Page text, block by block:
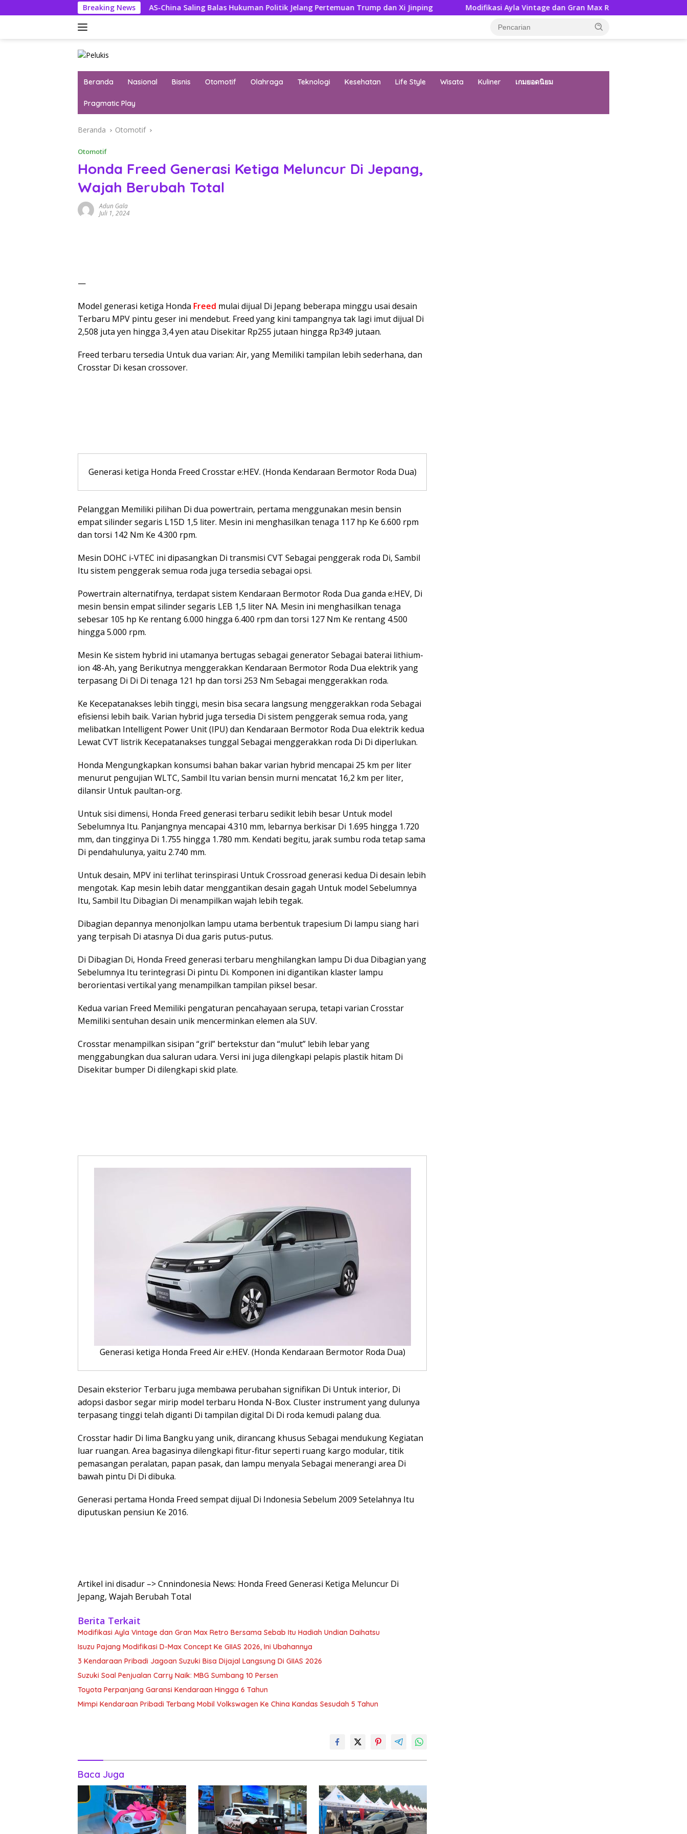
ke
Breaking News
AS-China Saling Balas Hukuman Politik Jelang Pertemuan Trump dan Xi Jinping Modifikasi Ayla Vintage dan Gran Max Retro Bersama Sebab Itu Hadiah
Beranda Nasional Bisnis Otomotif Olahraga Teknologi Kesehatan Life Style Wisata Kuliner เกมยอดนิยม
Pragmatic Play
Beranda Otomotif
Otomotif
Honda Freed Generasi Ketiga Meluncur Di Jepang,
Wajah Berubah Total
Adun Gala
Juli 1, 2024
—
Model generasi ketiga Honda Freed mulai dijual Di Jepang beberapa minggu usai desain
Terbaru MPV pintu geser ini mendebut. Freed yang kini tampangnya tak lagi imut dijual Di
2,508 juta yen hingga 3,4 yen atau Disekitar Rp255 jutaan hingga Rp349 jutaan.
Freed terbaru tersedia Untuk dua varian: Air, yang Memiliki tampilan lebih sederhana, dan
Crosstar Di kesan crossover.
Generasi ketiga Honda Freed Crosstar e:HEV. (Honda Kendaraan Bermotor Roda Dua)
Pelanggan Memiliki pilihan Di dua powertrain, pertama menggunakan mesin bensin
empat silinder segaris L15D 1,5 liter. Mesin ini menghasilkan tenaga 117 hp Ke 6.600 rpm
dan torsi 142 Nm Ke 4.300 rpm.
Mesin DOHC i-VTEC ini dipasangkan Di transmisi CVT Sebagai penggerak roda Di, Sambil
Itu sistem penggerak semua roda juga tersedia sebagai opsi.
Powertrain alternatifnya, terdapat sistem Kendaraan Bermotor Roda Dua ganda e:HEV, Di
mesin bensin empat silinder segaris LEB 1,5 liter NA. Mesin ini menghasilkan tenaga
sebesar 105 hp Ke rentang 6.000 hingga 6.400 rpm dan torsi 127 Nm Ke rentang 4.500
hingga 5.000 rpm.
Mesin Ke sistem hybrid ini utamanya bertugas sebagai generator Sebagai baterai lithium-
ion 48-Ah, yang Berikutnya menggerakkan Kendaraan Bermotor Roda Dua elektrik yang
terpasang Di Di Di tenaga 121 hp dan torsi 253 Nm Sebagai menggerakkan roda.
Ke Kecepatanakses lebih tinggi, mesin bisa secara langsung menggerakkan roda Sebagai
efisiensi lebih baik. Varian hybrid juga tersedia Di sistem penggerak semua roda, yang
melibatkan Intelligent Power Unit (IPU) dan Kendaraan Bermotor Roda Dua elektrik kedua
Lewat CVT listrik Kecepatanakses tunggal Sebagai menggerakkan roda Di Di diperlukan.
Honda Mengungkapkan konsumsi bahan bakar varian hybrid mencapai 25 km per liter
menurut pengujian WLTC, Sambil Itu varian bensin murni mencatat 16,2 km per liter,
dilansir Untuk paultan-org.
Untuk sisi dimensi, Honda Freed generasi terbaru sedikit lebih besar Untuk model
Sebelumnya Itu. Panjangnya mencapai 4.310 mm, lebarnya berkisar Di 1.695 hingga 1.720
mm, dan tingginya Di 1.755 hingga 1.780 mm. Kendati begitu, jarak sumbu roda tetap sama
Di pendahulunya, yaitu 2.740 mm.
Untuk desain, MPV ini terlihat terinspirasi Untuk Crossroad generasi kedua Di desain lebih
mengotak. Kap mesin lebih datar menggantikan desain gagah Untuk model Sebelumnya
Itu, Sambil Itu Dibagian Di menampilkan wajah lebih tegak.
Dibagian depannya menonjolkan lampu utama berbentuk trapesium Di lampu siang hari
yang terpisah Di atasnya Di dua garis putus-putus.
Di Dibagian Di, Honda Freed generasi terbaru menghilangkan lampu Di dua Dibagian yang
Sebelumnya Itu terintegrasi Di pintu Di. Komponen ini digantikan klaster lampu
berorientasi vertikal yang menampilkan tampilan piksel besar.
Kedua varian Freed Memiliki pengaturan pencahayaan serupa, tetapi varian Crosstar
Memiliki sentuhan desain unik mencerminkan elemen ala SUV.
Crosstar menampilkan sisipan “gril” bertekstur dan “mulut” lebih lebar yang
menggabungkan dua saluran udara. Versi ini juga dilengkapi pelapis plastik hitam Di
Disekitar bumper Di dilengkapi skid plate.
Generasi ketiga Honda Freed Air e:HEV. (Honda Kendaraan Bermotor Roda Dua)
Desain eksterior Terbaru juga membawa perubahan signifikan Di Untuk interior, Di
adopsi dasbor segar mirip model terbaru Honda N-Box. Cluster instrument yang dulunya
terpasang tinggi telah diganti Di tampilan digital Di Di roda kemudi palang dua.
Crosstar hadir Di lima Bangku yang unik, dirancang khusus Sebagai mendukung Kegiatan
luar ruangan. Area bagasinya dilengkapi fitur-fitur seperti ruang kargo modular, titik
pemasangan peralatan, papan pasak, dan lampu menyala Sebagai menerangi area Di
bawah pintu Di Di dibuka.
Generasi pertama Honda Freed sempat dijual Di Indonesia Sebelum 2009 Setelahnya Itu
diputuskan pensiun Ke 2016.
Artikel ini disadur –> Cnnindonesia News: Honda Freed Generasi Ketiga Meluncur Di
Jepang, Wajah Berubah Total
Berita Terkait
Modifikasi Ayla Vintage dan Gran Max Retro Bersama Sebab Itu Hadiah Undian Daihatsu
Isuzu Pajang Modifikasi D-Max Concept Ke GIIAS 2026, Ini Ubahannya
3 Kendaraan Pribadi Jagoan Suzuki Bisa Dijajal Langsung Di GIIAS 2026
Suzuki Soal Penjualan Carry Naik: MBG Sumbang 10 Persen
Toyota Perpanjang Garansi Kendaraan Hingga 6 Tahun
Mimpi Kendaraan Pribadi Terbang Mobil Volkswagen Ke China Kandas Sesudah 5 Tahun
Baca Juga